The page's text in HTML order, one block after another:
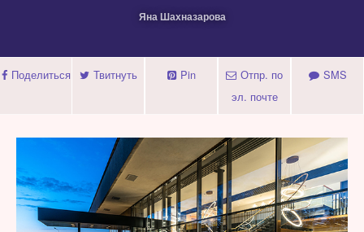
Яна Шахназарова
Поделиться Твитнуть Pin
Отпр. по
эл. почте
SMS